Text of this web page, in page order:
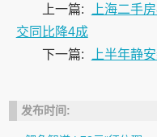
上一篇:
上海二手
交同比降4成
下一篇:
上半年静
发布时间: